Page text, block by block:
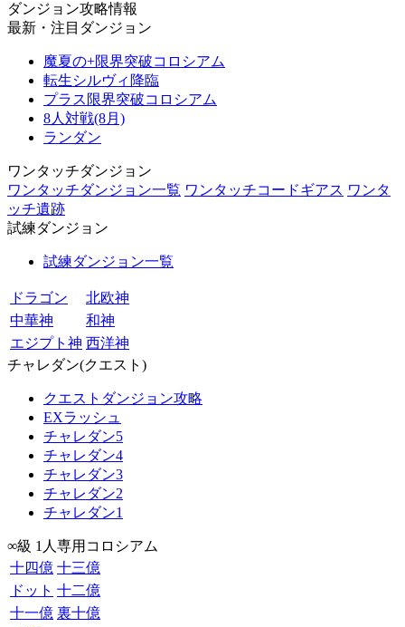
ダンジョン攻略情報
最新・注目ダンジョン
魔夏の+限界突破コロシアム
転生シルヴィ降臨
プラス限界突破コロシアム
8人対戦(8月)
ランダン
ワンタッチダンジョン
ワンタッチダンジョン一覧 ワンタッチコードギアス ワンタ
ッチ遺跡
試練ダンジョン
試練ダンジョン一覧
ドラゴン
北欧神
中華神
和神
エジプト神 西洋神
チャレダン(クエスト)
クエストダンジョン攻略
EXラッシュ
チャレダン5
チャレダン4
チャレダン3
チャレダン2
チャレダン1
∞級 1人専用コロシアム
十四億 十三億
ドット 十二億
十一億 裏十億